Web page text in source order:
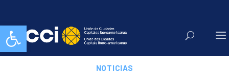
Abrir barra de herramientas
NOTICIAS